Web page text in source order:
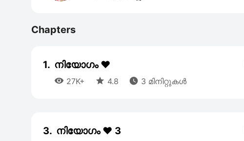
Chapters
1. നിയോഗം ❤️
 27K+  4.8  3 മിനിറ്റുകൾ
3. നിയോഗം ❤️ 3